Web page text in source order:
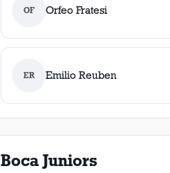
OF Orfeo Fratesi
ER Emilio Reuben
Boca Juniors